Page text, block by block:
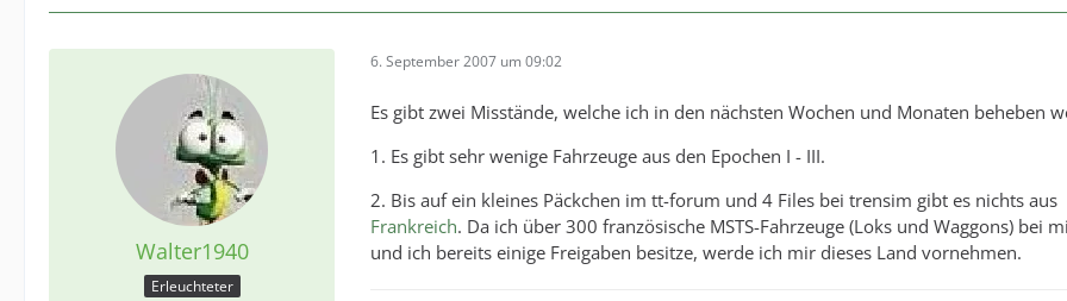
Walter1940
Erleuchteter
6. September 2007 um 09:02
Es gibt zwei Misstände, welche ich in den nächsten Wochen und Monaten beheben
1. Es gibt sehr wenige Fahrzeuge aus den Epochen I - III.
2. Bis auf ein kleines Päckchen im tt-forum und 4 Files bei trensim gibt es nichts aus
Frankreich. Da ich über 300 französische MSTS-Fahrzeuge (Loks und Waggons) bei
und ich bereits einige Freigaben besitze, werde ich mir dieses Land vornehmen.